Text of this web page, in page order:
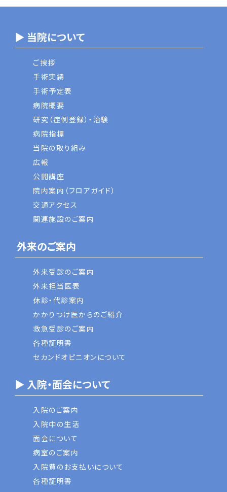
▶ 当院について
ご挨拶
手術実績
手術予定表
病院概要
研究（症例登録）・治験
病院指標
当院の取り組み
広報
公開講座
院内案内（フロアガイド）
交通アクセス
関連施設のご案内
外来のご案内
外来受診のご案内
外来担当医表
休診・代診案内
かかりつけ医からのご紹介
救急受診のご案内
各種証明書
セカンドオピニオンについて
▶ 入院・面会について
入院のご案内
入院中の生活
面会について
病室のご案内
入院費のお支払いについて
各種証明書